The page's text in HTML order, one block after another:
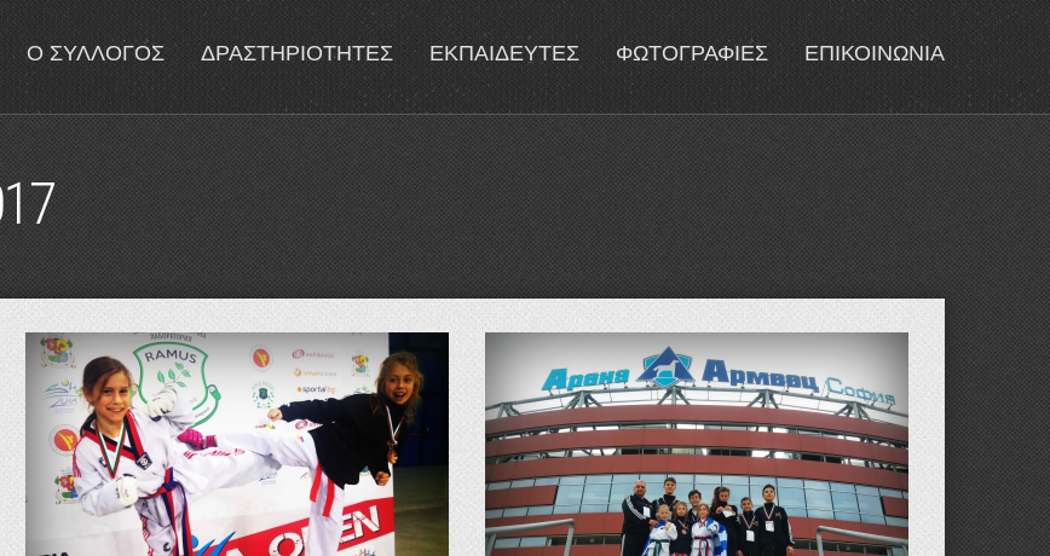
Ο ΣΥΛΛΟΓΟΣ ΔΡΑΣΤΗΡΙΟΤΗΤΕΣ ΕΚΠΑΙΔΕΥΤΕΣ ΦΩΤΟΓΡΑΦΙΕΣ ΕΠΙΚΟΙΝΩΝΙΑ